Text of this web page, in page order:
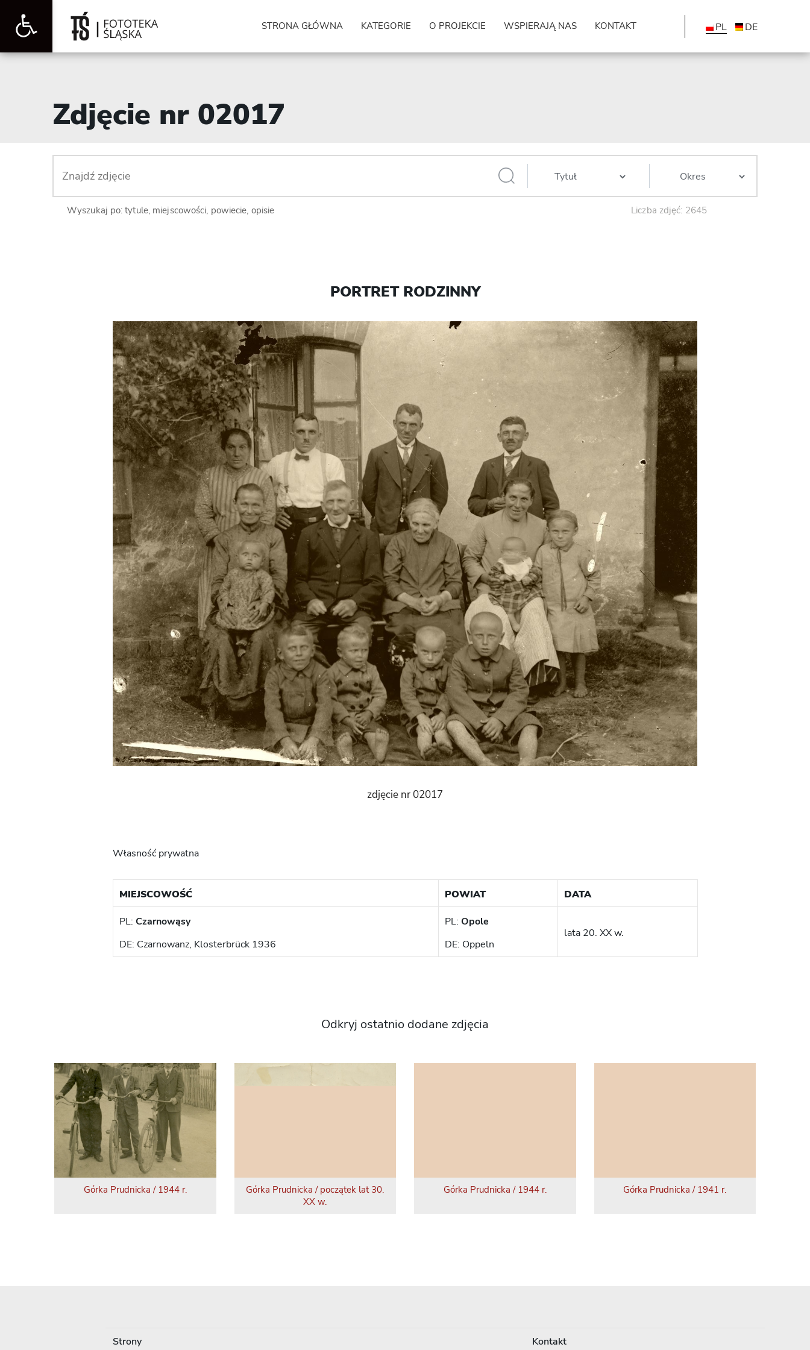
Otwórz
narzędzi
STRONA GŁÓWNA KATEGORIE O PROJEKCIE WSPIERAJĄ NAS KONTAKT PL DE
Zdjęcie nr 02017
Wyszukaj po: tytule, miejscowości, powiecie, opisie Liczba zdjęć: 2645
PORTRET RODZINNY
zdjęcie nr 02017
Własność prywatna
MIEJSCOWOŚĆ POWIAT DATA
PL: Czarnowąsy
DE: Czarnowanz, Klosterbrück 1936
PL: Opole
DE: Oppeln
lata 20. XX w.
Odkryj ostatnio dodane zdjęcia
Górka Prudnicka / 1944 r.
Górka Prudnicka / początek lat 30.
XX w.
Górka Prudnicka / 1944 r. Górka Prudnicka / 1941 r.
Strony Kontakt